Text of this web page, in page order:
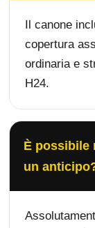
Il canone
copertura
ordinaria e
H24.
È possibile
un